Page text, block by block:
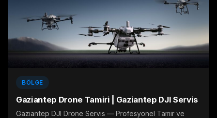
BÖLGE
Gaziantep Drone Tamiri | Gaziantep DJI Servis
Gaziantep DJI Drone Servis — Profesyonel Tamir ve